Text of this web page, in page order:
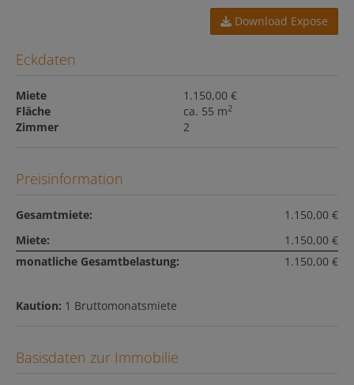
Download Expose
Eckdaten
Miete
1.150,00 €
Fläche
ca. 55 m2
Zimmer 2
Preisinformation
Gesamtmiete:
1.150,00 €
Miete:
1.150,00 €
monatliche Gesamtbelastung:
1.150,00 €
Kaution: 1 Bruttomonatsmiete
Basisdaten zur Immobilie